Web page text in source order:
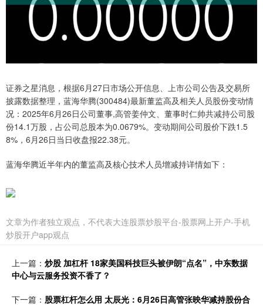
证券之星消息，根据6月27日市场公开信息、上市公司公告及交易所
披露数据整理，蓝海华腾(300484)最新董监高及相关人员股份变动情
况：2025年6月26日公司董事,高管姜仲文、董事时仁帅共减持公司股
份14.1万股，占公司总股本为0.0679%。变动期间公司股价下跌1.5
8%，6月26日当日收盘报22.38元。
蓝海华腾近半年内的董监高及核心技术人员增减持详情如下：
文章为作者独立观点，不代表大连股票炒股平台-股票网上开户-手机
炒股开户app观点
上一篇： 炒股 加杠杆 18家美国科技巨头被伊朗“点名”，中东数据
中心与云服务投资不香了？
下一篇： 股票杠杆怎么用 太辰光：6月26日高管张映华减持股份合